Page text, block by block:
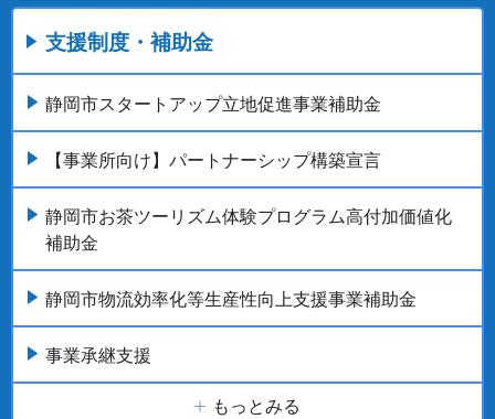
支援制度・補助金
静岡市スタートアップ立地促進事業補助金
【事業所向け】パートナーシップ構築宣言
静岡市お茶ツーリズム体験プログラム高付加価値化
補助金
静岡市物流効率化等生産性向上支援事業補助金
事業承継支援
もっとみる